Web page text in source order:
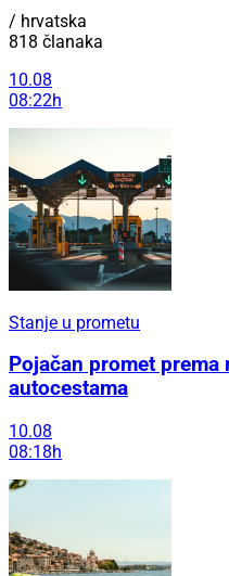
/ hrvatska
818 članaka
10.08
08:22h
Stanje u prometu
Pojačan promet
autocestama
10.08
08:18h